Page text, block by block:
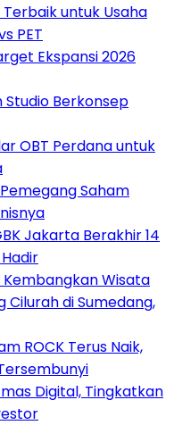
untuk Usaha
PET
Ekspansi 2026
Studio Berkonsep
OBT Perdana untuk
Pemegang Saham
Jakarta Berakhir 14
Wisata
Cilurah di Sumedang,
ROCK Terus Naik,
Digital, Tingkatkan